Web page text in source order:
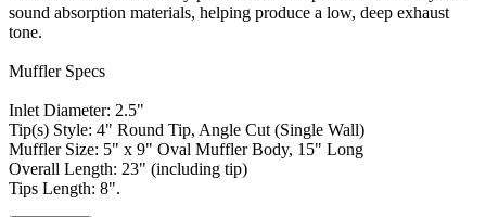
sound absorption materials, helping produce a low, deep exhaust
tone.
Muffler Specs
Inlet Diameter: 2.5"
Tip(s) Style: 4" Round Tip, Angle Cut (Single Wall)
Muffler Size: 5" x 9" Oval Muffler Body, 15" Long
Overall Length: 23" (including tip)
Tips Length: 8".